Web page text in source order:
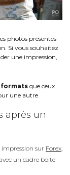
photos présentes
Si vous souhaitez
une impression,
que ceux
une autre
après un
sur Forex
avec un cadre boite